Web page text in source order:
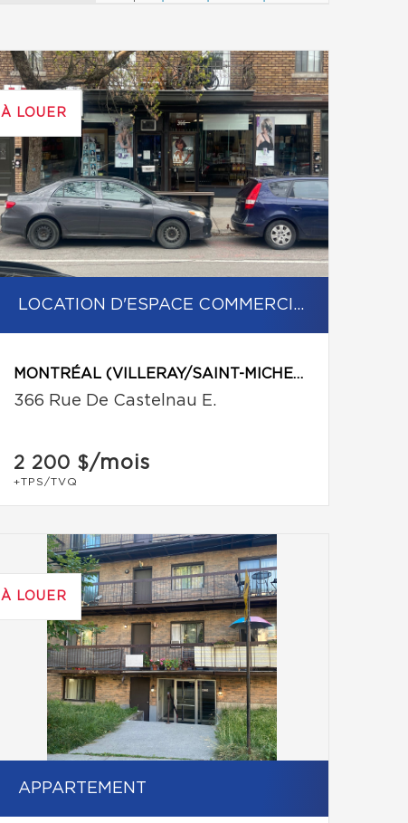
À LOUER
LOCATION D'ESPACE COMMERCIAL/BUREAU
MONTRÉAL (VILLERAY/SAINT-MICHEL/PARC-EXTENSION)
366 Rue De Castelnau E.
2 200 $/mois
+TPS/TVQ
À LOUER
APPARTEMENT